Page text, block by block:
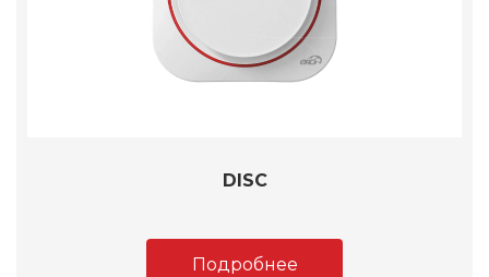
DISC
Подробнее